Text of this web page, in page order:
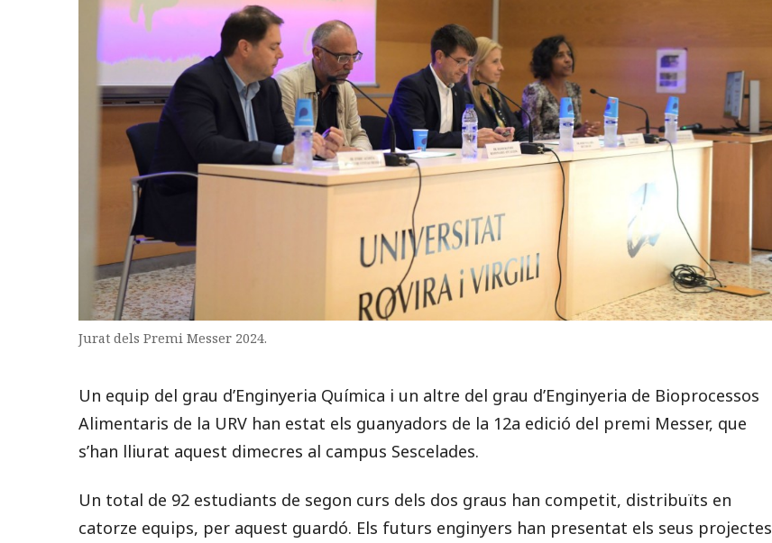
Jurat dels Premi Messer 2024.
Un equip del grau d’Enginyeria Química i un altre del grau d’Enginyeria de Bioprocessos
Alimentaris de la URV han estat els guanyadors de la 12a edició del premi Messer, que
s’han lliurat aquest dimecres al campus Sescelades.
Un total de 92 estudiants de segon curs dels dos graus han competit, distribuïts en
catorze equips, per aquest guardó. Els futurs enginyers han presentat els seus projectes